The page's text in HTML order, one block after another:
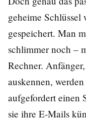
geheime
gespeichert. Man
schlimmer noch –
Rechner.
auskennen,
aufgefordert einen
sie ihre E-Mails